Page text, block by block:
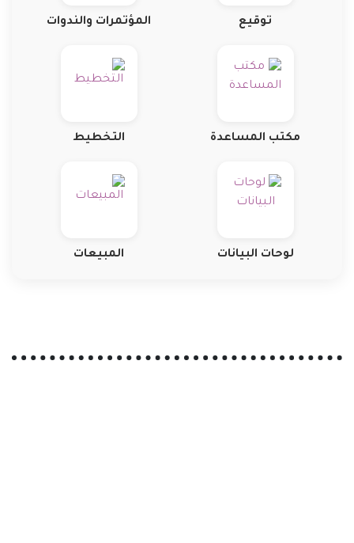
توقيع المؤتمرات والندوات
مكتب المساعدة التخطيط
لوحات البيانات المبيعات